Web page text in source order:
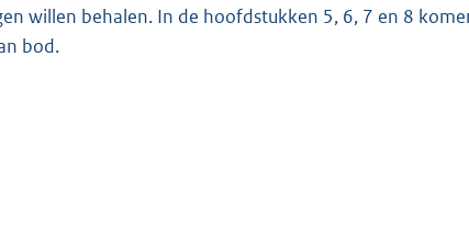
willen behalen. In de hoofdstukken 5, 6, 7 en 8
bod.